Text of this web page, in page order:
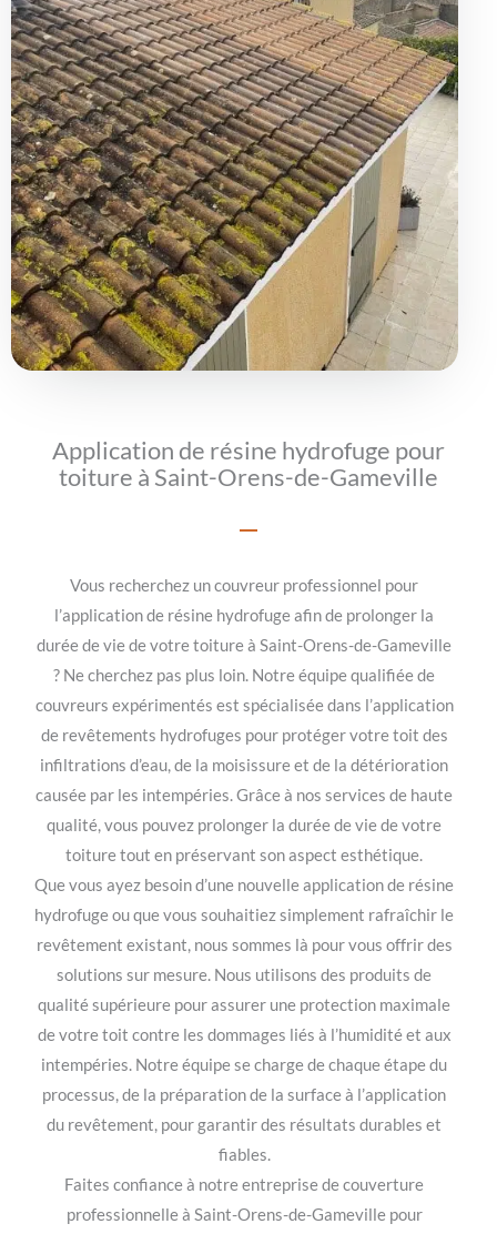
Application de résine hydrofuge pour
toiture à Saint-Orens-de-Gameville
Vous recherchez un couvreur professionnel pour
l’application de résine hydrofuge afin de prolonger la
durée de vie de votre toiture à Saint-Orens-de-Gameville
? Ne cherchez pas plus loin. Notre équipe qualifiée de
couvreurs expérimentés est spécialisée dans l’application
de revêtements hydrofuges pour protéger votre toit des
infiltrations d’eau, de la moisissure et de la détérioration
causée par les intempéries. Grâce à nos services de haute
qualité, vous pouvez prolonger la durée de vie de votre
toiture tout en préservant son aspect esthétique.
Que vous ayez besoin d’une nouvelle application de résine
hydrofuge ou que vous souhaitiez simplement rafraîchir le
revêtement existant, nous sommes là pour vous offrir des
solutions sur mesure. Nous utilisons des produits de
qualité supérieure pour assurer une protection maximale
de votre toit contre les dommages liés à l’humidité et aux
intempéries. Notre équipe se charge de chaque étape du
processus, de la préparation de la surface à l’application
du revêtement, pour garantir des résultats durables et
fiables.
Faites confiance à notre entreprise de couverture
professionnelle à Saint-Orens-de-Gameville pour